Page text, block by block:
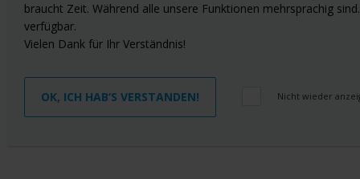
braucht Zeit. Während alle unsere Funktionen mehrsprachig
verfügbar.
Vielen Dank für Ihr Verständnis!
OK, ICH HAB‘S VERSTANDEN! Nicht wieder